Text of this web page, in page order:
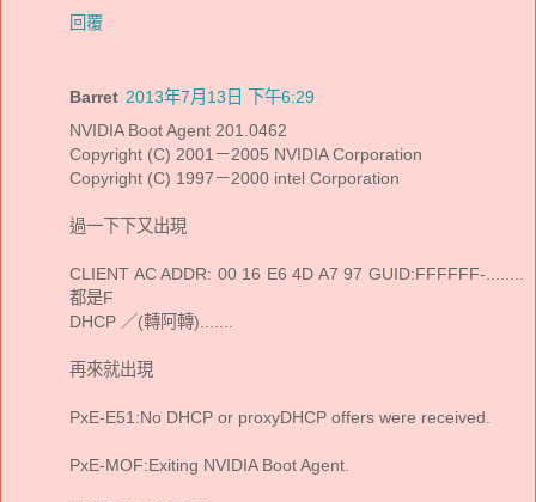
回覆
Barret 2013年7月13日 下午6:29
NVIDIA Boot Agent 201.0462
Copyright (C) 2001－2005 NVIDIA Corporation
Copyright (C) 1997－2000 intel Corporation
過一下下又出現
CLIENT AC ADDR: 00 16 E6 4D A7 97 GUID:FFFFFF-........
都是F
DHCP ／(轉阿轉).......
再來就出現
PxE-E51:No DHCP or proxyDHCP offers were received.
PxE-MOF:Exiting NVIDIA Boot Agent.